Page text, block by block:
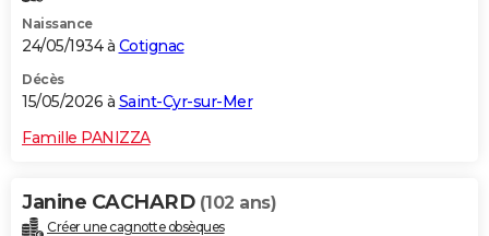
Naissance
24/05/1934 à Cotignac
Décès
15/05/2026 à Saint-Cyr-sur-Mer
Famille PANIZZA
Janine CACHARD (102 ans)
Créer une cagnotte obsèques